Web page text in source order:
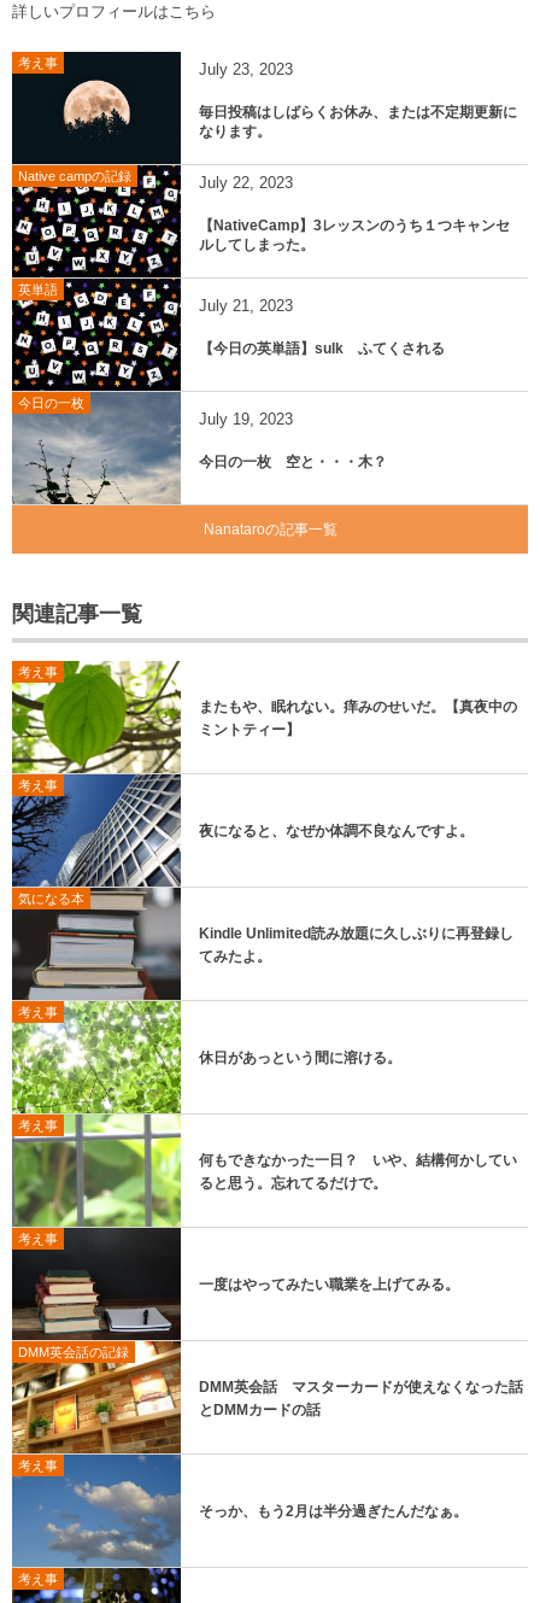
詳しいプロフィールはこちら
考え事 July 23, 2023
毎日投稿はしばらくお休み、または不定期更新に
なります。
Native campの記録 July 22, 2023
【NativeCamp】3レッスンのうち１つキャンセ
ルしてしまった。
英単語
July 21, 2023
【今日の英単語】sulk ふてくされる
今日の一枚
July 19, 2023
今日の一枚 空と・・・木？
Nanataroの記事一覧
関連記事一覧
考え事
またもや、眠れない。痒みのせいだ。【真夜中の
ミントティー】
考え事
夜になると、なぜか体調不良なんですよ。
気になる本
Kindle Unlimited読み放題に久しぶりに再登録し
てみたよ。
考え事
休日があっという間に溶ける。
考え事
何もできなかった一日？ いや、結構何かしてい
ると思う。忘れてるだけで。
考え事
一度はやってみたい職業を上げてみる。
DMM英会話の記録
DMM英会話 マスターカードが使えなくなった話
とDMMカードの話
考え事
そっか、もう2月は半分過ぎたんだなぁ。
考え事